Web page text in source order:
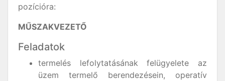
pozícióra:
MŰSZAKVEZETŐ
Feladatok
termelés lefolytatásának felügyelete az
üzem termelő berendezésein, operatív